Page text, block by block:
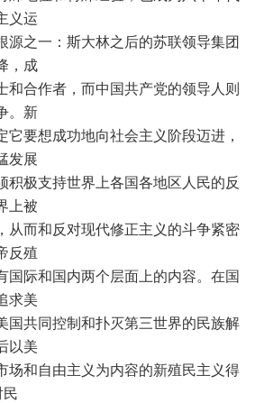
义运
源之一：斯大林之后的苏联领导集团
，成
和合作者，而中国共产党的领导人则
。新
它要想成功地向社会主义阶段迈进，
发展
积极支持世界上各国各地区人民的反
上被
从而和反对现代修正主义的斗争紧密
反殖
国际和国内两个层面上的内容。在国
求美
国共同控制和扑灭第三世界的民族解
以美
场和自由主义为内容的新殖民主义得
民